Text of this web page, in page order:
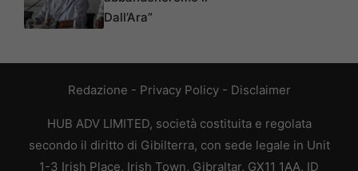
Dall’Ara”
Redazione - Privacy Policy- Disclaimer
HUB ADV LIMITED, società costituita e regolata
secondo il diritto di Gibilterra, con sede legale in Unit
1-3 Irish Place, Irish Town, Gibraltar, GX11 1AA, ID